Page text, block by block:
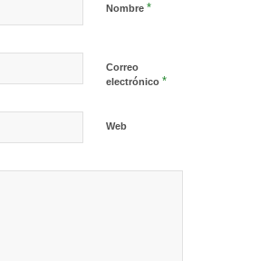
Nombre *
Correo
electrónico *
Web